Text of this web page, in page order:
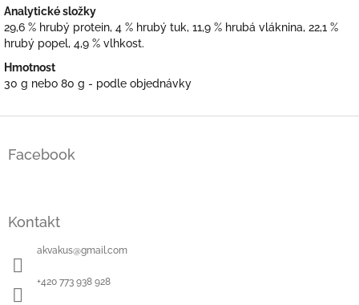
Analytické složky
29,6 % hrubý protein, 4 % hrubý tuk, 11,9 % hrubá vláknina, 22,1 %
hrubý popel, 4,9 % vlhkost.
Hmotnost
30 g nebo 80 g - podle objednávky
Facebook
Kontakt
akvakus@gmail.com
+420 773 938 928